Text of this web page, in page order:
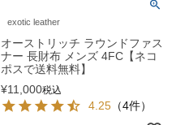
exotic leather
オーストリッチ ラウンドファス
ナー 長財布 メンズ 4FC【ネコ
ポスで送料無料】
¥11,000税込
4.25 （4件）